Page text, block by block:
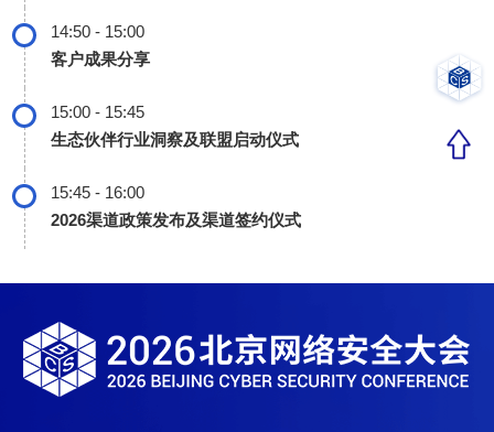
14:50 - 15:00
客户成果分享
15:00 - 15:45
生态伙伴行业洞察及联盟启动仪式
15:45 - 16:00
2026渠道政策发布及渠道签约仪式